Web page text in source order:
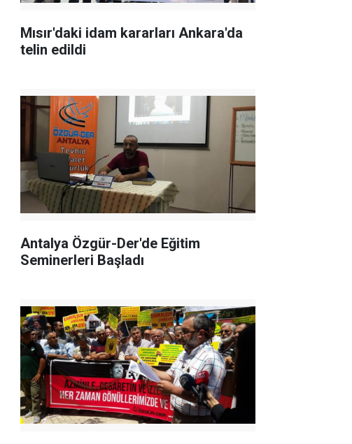
Mısır'daki idam kararları Ankara'da
telin edildi
Antalya Özgür-Der'de Eğitim
Seminerleri Başladı